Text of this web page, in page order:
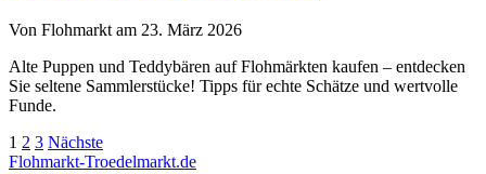
Von Flohmarkt am 23. März 2026
Alte Puppen und Teddybären auf Flohmärkten kaufen – entdecken
Sie seltene Sammlerstücke! Tipps für echte Schätze und wertvolle
Funde.
Seitennummerierung
1 2 3 Nächste
Flohmarkt-Troedelmarkt.de